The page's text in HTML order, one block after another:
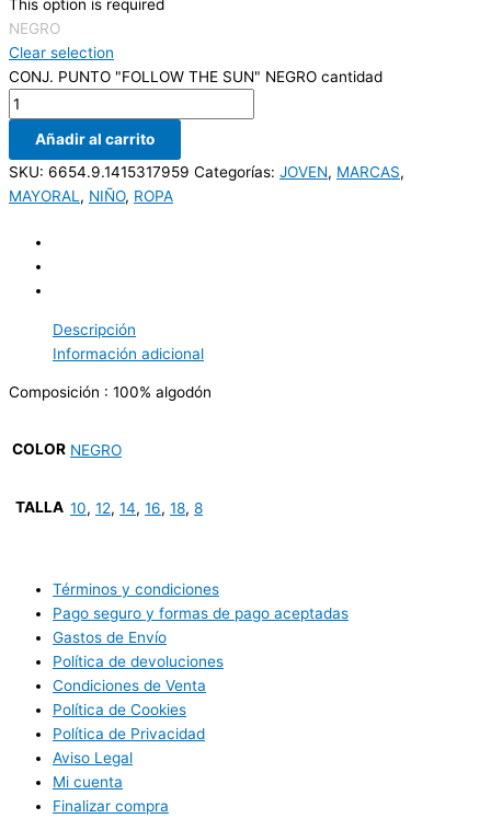
This option is required
NEGRO
Clear selection
CONJ. PUNTO "FOLLOW THE SUN" NEGRO cantidad
Añadir al carrito
SKU: 6654.9.1415317959 Categorías: JOVEN, MARCAS,
MAYORAL , NIÑO, ROPA
Descripción
Información adicional
Composición : 100% algodón
COLOR NEGRO
TALLA 10, 12, 14, 16, 18, 8
Términos y condiciones
Pago seguro y formas de pago aceptadas
Gastos de Envío
Política de devoluciones
Condiciones de Venta
Política de Cookies
Política de Privacidad
Aviso Legal
Mi cuenta
Finalizar compra